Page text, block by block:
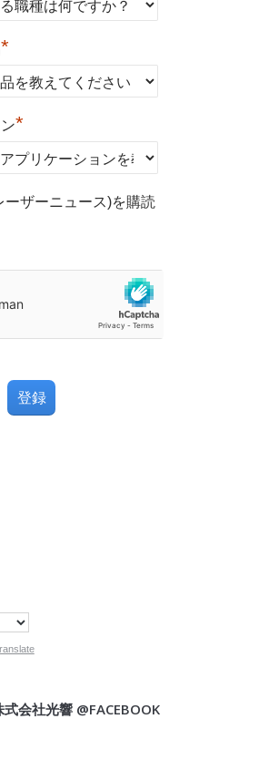
*
*
ーザーニュース)を購読
式会社光響 @FACEBOOK